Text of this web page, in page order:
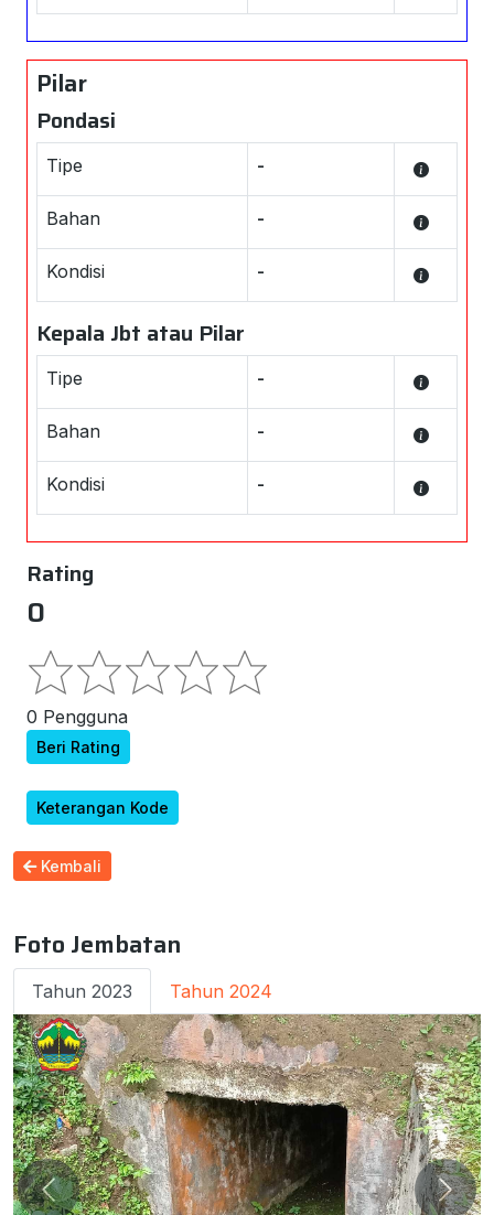
Pilar
Pondasi
Tipe -
Bahan -
Kondisi -
Kepala Jbt atau Pilar
Tipe -
Bahan -
Kondisi -
Rating
0
0 Pengguna
Beri Rating
Keterangan Kode
Kembali
Foto Jembatan
Tahun 2023 Tahun 2024
Previous Next